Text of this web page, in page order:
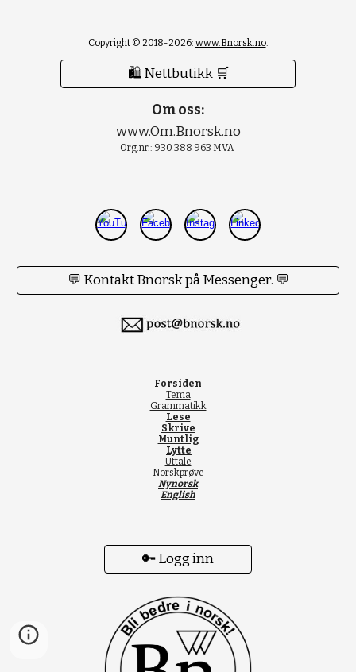
Copyright © 2018-2026: www.Bnorsk.no.
🛍 Nettbutikk 🛒
Om oss:
www.Om.Bnorsk.no
Org.nr.: 930 388 963 MVA
💬 Kontakt Bnorsk på Messenger. 💬
Forsiden
Tema
Grammatikk
Lese
Skrive
Muntlig
Lytte
Uttale
Norskprøve
Nynorsk
English
🔑 Logg inn